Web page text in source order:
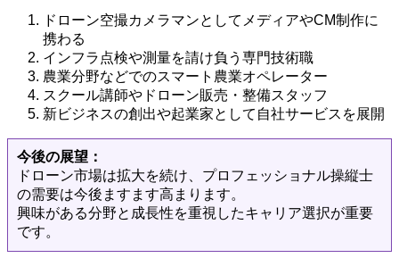
ドローン空撮カメラマンとしてメディアやCM制作に
携わる
インフラ点検や測量を請け負う専門技術職
農業分野などでのスマート農業オペレーター
スクール講師やドローン販売・整備スタッフ
新ビジネスの創出や起業家として自社サービスを展開
今後の展望：
ドローン市場は拡大を続け、プロフェッショナル操縦士
の需要は今後ますます高まります。
興味がある分野と成長性を重視したキャリア選択が重要
です。